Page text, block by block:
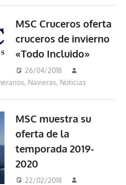
MSC Cruceros oferta
cruceros de invierno
«Todo Incluido»
26/04/2018
, Navieras, Noticias
MSC muestra su
oferta de la
temporada 2019-
2020
22/02/2018